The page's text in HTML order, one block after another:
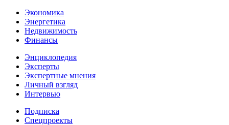
Экономика
Энергетика
Недвижимость
Финансы
Энциклопедия
Эксперты
Экспертные мнения
Личный взгляд
Интервью
Подписка
Спецпроекты